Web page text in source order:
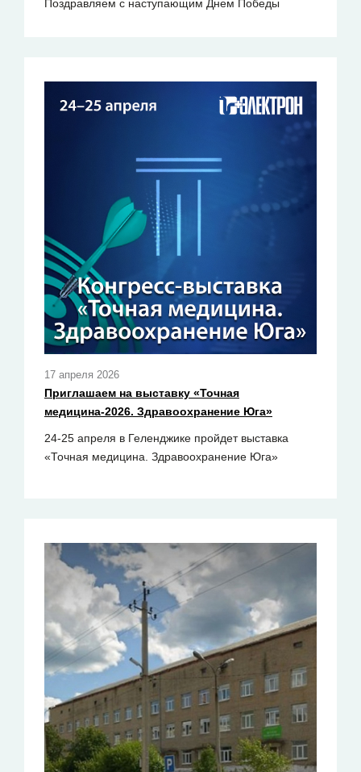
Поздравляем с наступающим Днем Победы
17 апреля 2026
Приглашаем на выставку «Точная
медицина-2026. Здравоохранение Юга»
24-25 апреля в Геленджике пройдет выставка
«Точная медицина. Здравоохранение Юга»